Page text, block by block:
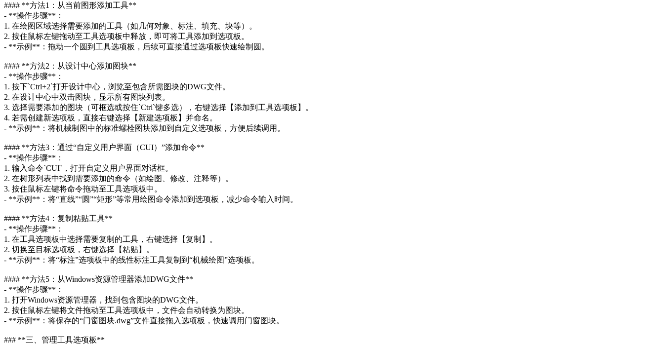
#### **方法1：从当前图形添加工具**
- **操作步骤**：
1. 在绘图区域选择需要添加的工具（如几何对象、标注、填充、块等）。
2. 按住鼠标左键拖动至工具选项板中释放，即可将工具添加到选项板。
- **示例**：拖动一个圆到工具选项板，后续可直接通过选项板快速绘制圆。
#### **方法2：从设计中心添加图块**
- **操作步骤**：
1. 按下`Ctrl+2`打开设计中心，浏览至包含所需图块的DWG文件。
2. 在设计中心中双击图块，显示所有图块列表。
3. 选择需要添加的图块（可框选或按住`Ctrl`键多选），右键选择【添加到工具选项板】。
4. 若需创建新选项板，直接右键选择【新建选项板】并命名。
- **示例**：将机械制图中的标准螺栓图块添加到自定义选项板，方便后续调用。
#### **方法3：通过“自定义用户界面（CUI）”添加命令**
- **操作步骤**：
1. 输入命令`CUI`，打开自定义用户界面对话框。
2. 在树形列表中找到需要添加的命令（如绘图、修改、注释等）。
3. 按住鼠标左键将命令拖动至工具选项板中。
- **示例**：将“直线”“圆”“矩形”等常用绘图命令添加到选项板，减少命令输入时间。
#### **方法4：复制粘贴工具**
- **操作步骤**：
1. 在工具选项板中选择需要复制的工具，右键选择【复制】。
2. 切换至目标选项板，右键选择【粘贴】。
- **示例**：将“标注”选项板中的线性标注工具复制到“机械绘图”选项板。
#### **方法5：从Windows资源管理器添加DWG文件**
- **操作步骤**：
1. 打开Windows资源管理器，找到包含图块的DWG文件。
2. 按住鼠标左键将文件拖动至工具选项板中，文件会自动转换为图块。
- **示例**：将保存的“门窗图块.dwg”文件直接拖入选项板，快速调用门窗图块。
### **三、管理工具选项板**